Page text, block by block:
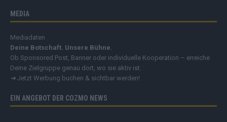
MEDIA
Mediadaten
Deine Botschaft. Unsere Bühne.
Ob Sponsored Post, Banner oder individuelle Kooperation – erreiche
Deine Zielgruppe genau dort, wo sie aktiv ist.
➔ Jetzt Werbung buchen & sichtbar werden!
EIN ANGEBOT DER COZMO NEWS